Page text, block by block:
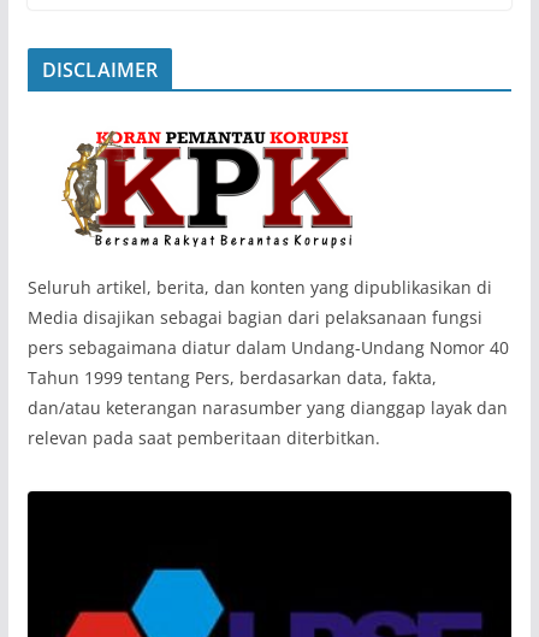
DISCLAIMER
‎Seluruh artikel, berita, dan konten yang dipublikasikan di
Media disajikan sebagai bagian dari pelaksanaan fungsi
pers sebagaimana diatur dalam Undang-Undang Nomor 40
Tahun 1999 tentang Pers, berdasarkan data, fakta,
dan/atau keterangan narasumber yang dianggap layak dan
relevan pada saat pemberitaan diterbitkan.